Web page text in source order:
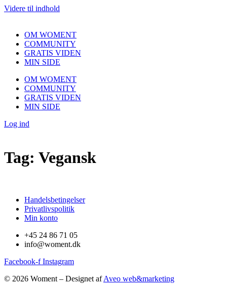
Videre til indhold
OM WOMENT
COMMUNITY
GRATIS VIDEN
MIN SIDE
OM WOMENT
COMMUNITY
GRATIS VIDEN
MIN SIDE
Log ind
Tag: Vegansk
Handelsbetingelser
Privatlivspolitik
Min konto
+45 24 86 71 05
info@woment.dk
Facebook-f Instagram
© 2026 Woment – Designet afAveo web&marketing